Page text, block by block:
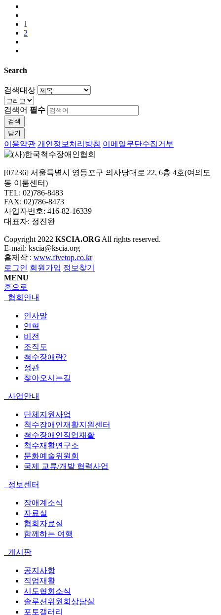
1
2
Search
검색대상
검색어 필수
검색
닫기
이용약관 개인정보처리방침 이메일무단수집거부
[07236] 서울특별시 영등포구 의사당대로 22, 6층 4호(여의도
동 이룸센터)
TEL: 02)786-8483
FAX: 02)786-8473
사업자번호: 416-82-16339
대표자: 정진완
Copyright 2022 KSCIA.ORG All rights reserved.
E-mail: kscia@kscia.org
홈제작 : www.fivetop.co.kr
로그인 회원가입 정보찾기
MENU
홈으로
협회안내
인사말
연혁
비전
조직도
척수장애란?
정관
찾아오시는길
사업안내
단체지원사업
척수장애인재활지원센터
척수장애인직업재활
척수재활연구소
문화예술위원회
국제 교류/개발 협력사업
정보센터
장애계소식
자료실
협회자료실
함께하는 여행
게시판
공지사항
직업재활
시도협회소식
솔루션위원회상담실
포토갤러리